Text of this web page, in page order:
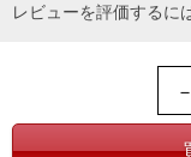
レビューを評価するに